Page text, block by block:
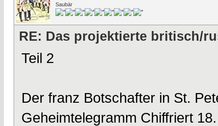
Saubär
RE: Das projektierte britisch/
Teil 2
Der franz Botschafter in St.
Geheimtelegramm Chiffriert